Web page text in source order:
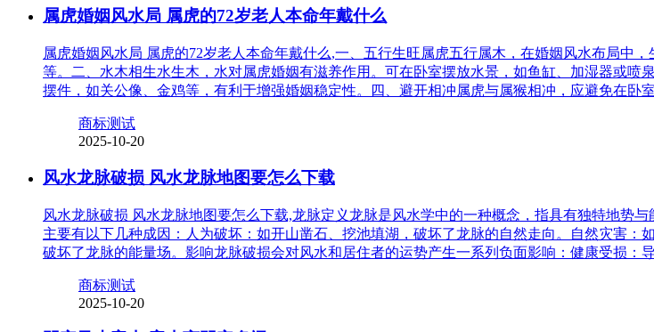
属虎婚姻风水局 属虎的72岁老人本命年戴什么
属虎婚姻风水局 属虎的72岁老人本命年戴什么,一、五行生旺属虎五行属木，在婚姻风水布局中
等。二、水木相生水生木，水对属虎婚姻有滋养作用。可在卧室摆放水景，如鱼缸、加湿器或
摆件，如关公像、金鸡等，有利于增强婚姻稳定性。四、避开相冲属虎与属猴相冲，应避免在卧
商标测试
2025-10-20
风水龙脉破损 风水龙脉地图要怎么下载
风水龙脉破损 风水龙脉地图要怎么下载,龙脉定义龙脉是风水学中的一种概念，指具有独特地势
主要有以下几种成因：人为破坏：如开山凿石、挖池填湖，破坏了龙脉的自然走向。自然灾害
破坏了龙脉的能量场。影响龙脉破损会对风水和居住者的运势产生一系列负面影响：健康受损：
商标测试
2025-10-20